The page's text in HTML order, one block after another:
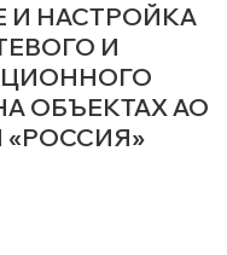
И НАСТРОЙКА
И
ОБЪЕКТАХ АО